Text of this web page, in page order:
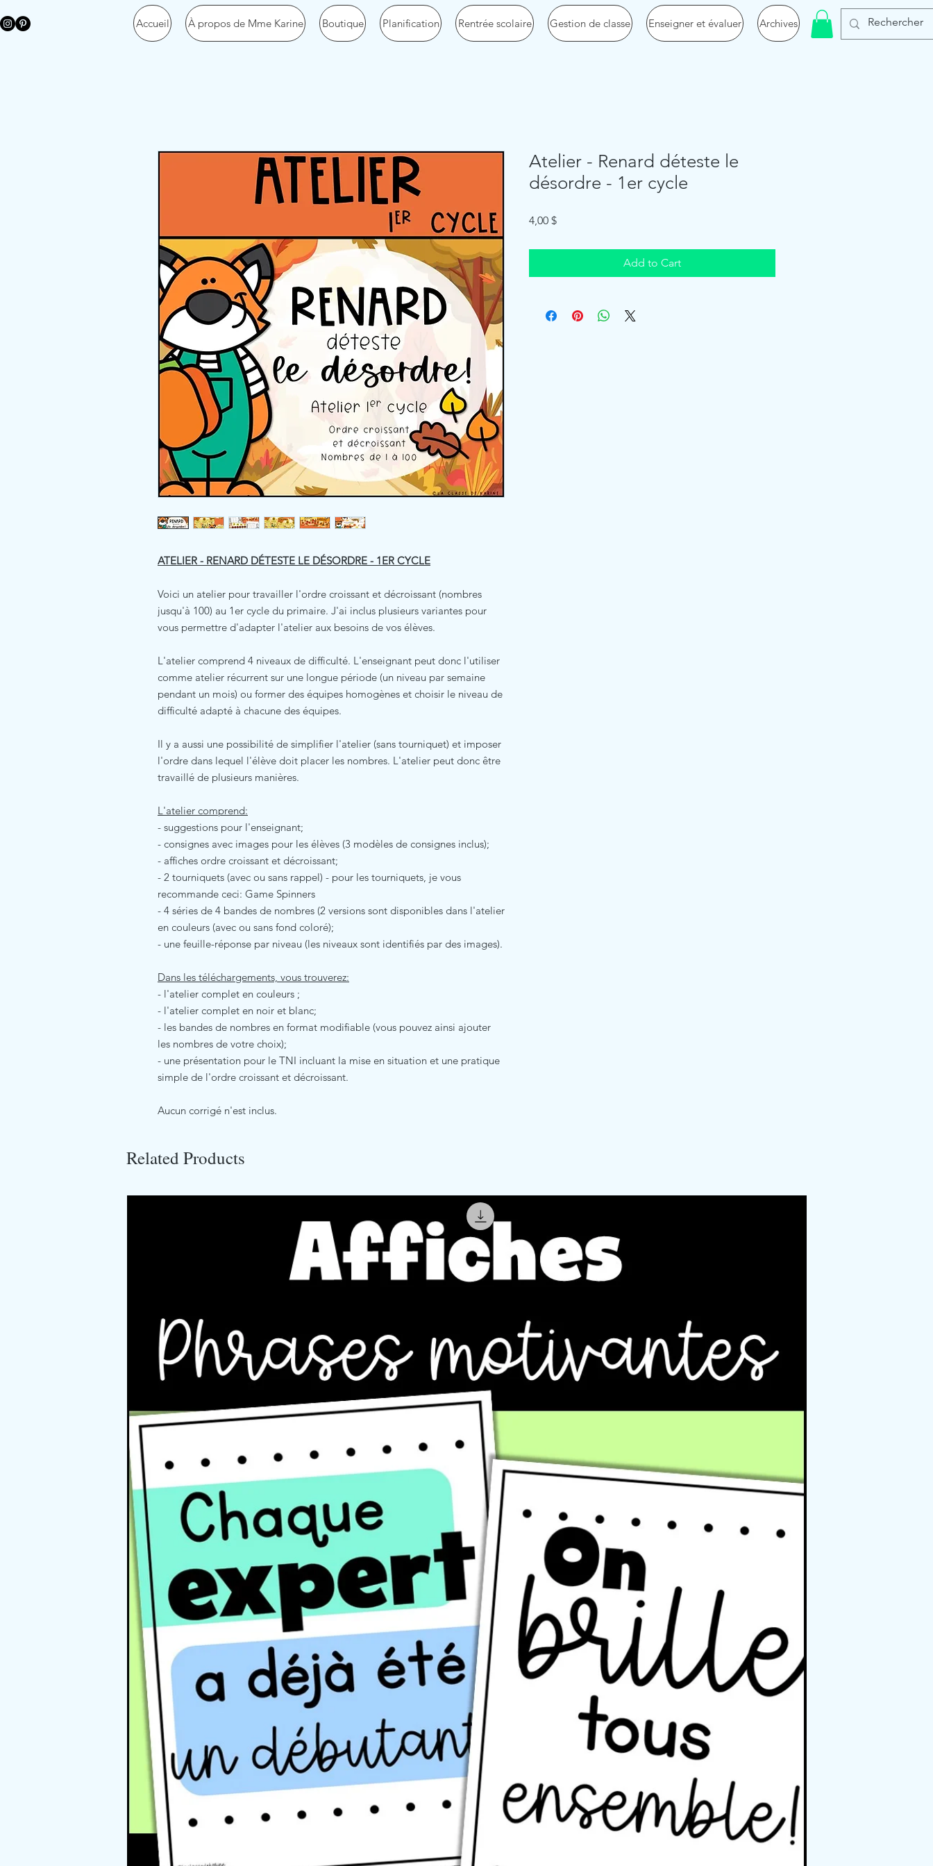
Accueil À propos de Mme Karine Boutique Planification Rentrée scolaire Gestion de classe Enseigner et évaluer Archives
ATELIER - RENARD DÉTESTE LE DÉSORDRE - 1ER CYCLE
Voici un atelier pour travailler l'ordre croissant et décroissant (nombres
jusqu'à 100) au 1er cycle du primaire. J'ai inclus plusieurs variantes pour
vous permettre d'adapter l'atelier aux besoins de vos élèves.
L'atelier comprend 4 niveaux de difficulté. L'enseignant peut donc l'utiliser
comme atelier récurrent sur une longue période (un niveau par semaine
pendant un mois) ou former des équipes homogènes et choisir le niveau de
difficulté adapté à chacune des équipes.
Il y a aussi une possibilité de simplifier l'atelier (sans tourniquet) et imposer
l'ordre dans lequel l'élève doit placer les nombres. L'atelier peut donc être
travaillé de plusieurs manières.
L'atelier comprend:
- suggestions pour l'enseignant;
- consignes avec images pour les élèves (3 modèles de consignes inclus);
- affiches ordre croissant et décroissant;
- 2 tourniquets (avec ou sans rappel) - pour les tourniquets, je vous
recommande ceci: Game Spinners
- 4 séries de 4 bandes de nombres (2 versions sont disponibles dans l'atelier
en couleurs (avec ou sans fond coloré);
- une feuille-réponse par niveau (les niveaux sont identifiés par des images).
Dans les téléchargements, vous trouverez:
- l'atelier complet en couleurs ;
- l'atelier complet en noir et blanc;
- les bandes de nombres en format modifiable (vous pouvez ainsi ajouter
les nombres de votre choix);
- une présentation pour le TNI incluant la mise en situation et une pratique
simple de l'ordre croissant et décroissant.
Aucun corrigé n'est inclus.
Atelier - Renard déteste le
désordre - 1er cycle
4,00 $Price
Add to Cart
Related Products